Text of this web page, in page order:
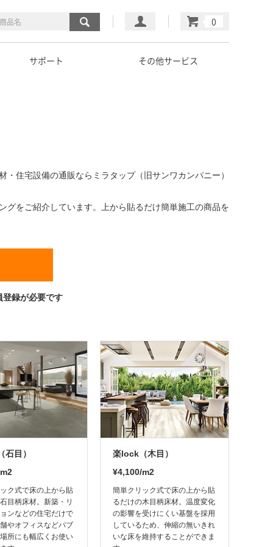
マイページ
カート
サポート その他サービス
・住宅設備の通販ならミラタップ（旧サンワカンパニー）
グをご紹介しています。上から貼るだけ簡単施工の商品を
登録が必要です
目）
ク式で床の上から貼
目柄床材。新築・リ
ンなどの住宅だけで
やオフィスなどパブ
所にも幅広くお使い
楽lock（木目）
¥4,100/m2
簡単クリック式で床の上から貼
るだけの木目柄床材。温度変化
の影響を受けにくい基盤を採用
しているため、伸縮の無いきれ
いな床を維持することができま